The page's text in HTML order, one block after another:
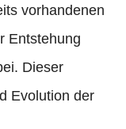
vorhandenen
Entstehung
Dieser
Evolution der